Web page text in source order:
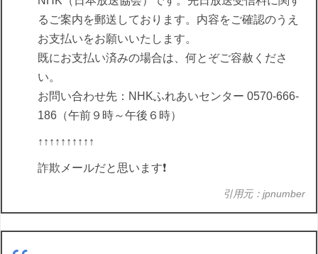
るご案内を郵送しております。内容をご確認のうえ
お支払いをお願いいたします。
既にお支払い済みの場合は、何とぞご容赦くださ
い。
お問い合わせ先：NHKふれあいセンター 0570-666-
186（午前９時～午後６時）
↑↑↑↑↑↑↑↑↑↑
詐欺メールだと思います❗️
引用元：jpnumber